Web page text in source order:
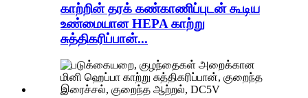
காற்றின் தரக் கண்காணிப்புடன் கூடிய
உண்மையான HEPA காற்று
சுத்திகரிப்பான்...